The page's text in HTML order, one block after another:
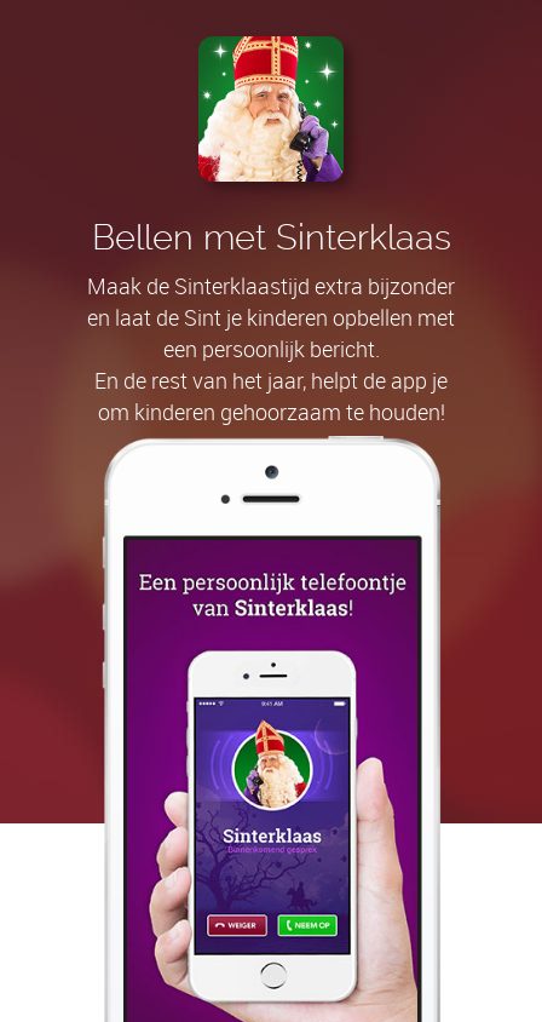
Bellen met Sinterklaas
Maak de Sinterklaastijd extra bijzonder
en laat de Sint je kinderen opbellen met
een persoonlijk bericht.
En de rest van het jaar, helpt de app je
om kinderen gehoorzaam te houden!